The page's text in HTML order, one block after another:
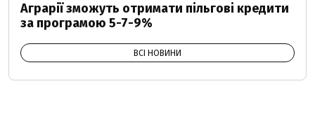
Аграрії зможуть отримати пільгові кредити
за програмою 5-7-9%
ВСІ НОВИНИ